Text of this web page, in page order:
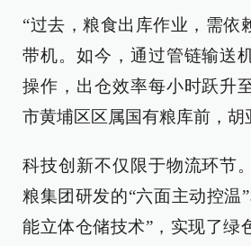
“过去，粮食出库作业，需依
带机。如今，通过管链输送
操作，出仓效率每小时跃升
市黄埔区区属国有粮库前，胡
科技创新不仅限于物流环节
粮集团研发的“六面主动控温
能立体仓储技术”，实现了绿